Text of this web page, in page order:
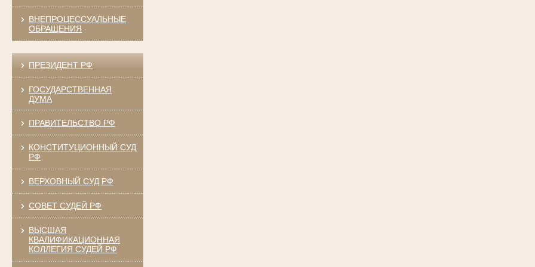
ВНЕПРОЦЕССУАЛЬНЫЕ
ОБРАЩЕНИЯ
ПРЕЗИДЕНТ РФ
ГОСУДАРСТВЕННАЯ
ДУМА
ПРАВИТЕЛЬСТВО РФ
КОНСТИТУЦИОННЫЙ СУД
РФ
ВЕРХОВНЫЙ СУД РФ
СОВЕТ СУДЕЙ РФ
ВЫСШАЯ
КВАЛИФИКАЦИОННАЯ
КОЛЛЕГИЯ СУДЕЙ РФ